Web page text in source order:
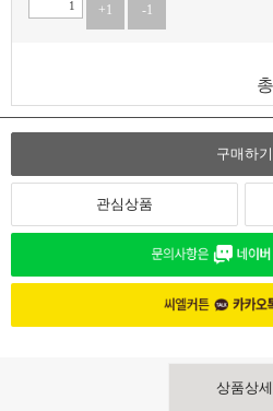
+1 -1
구매하기
관심상품
상품상세